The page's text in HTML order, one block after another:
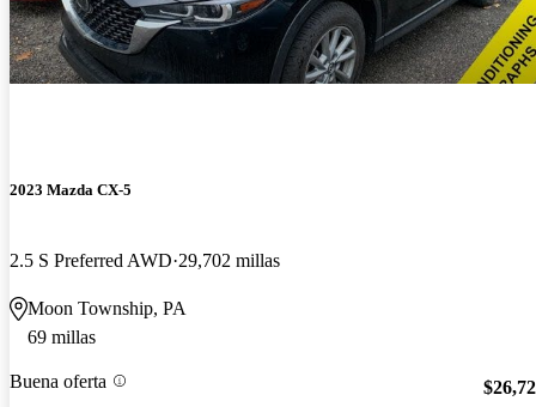
2023 Mazda CX-5
2.5 S Preferred AWD 29,702 millas
Moon Township, PA
69 millas
Buena oferta